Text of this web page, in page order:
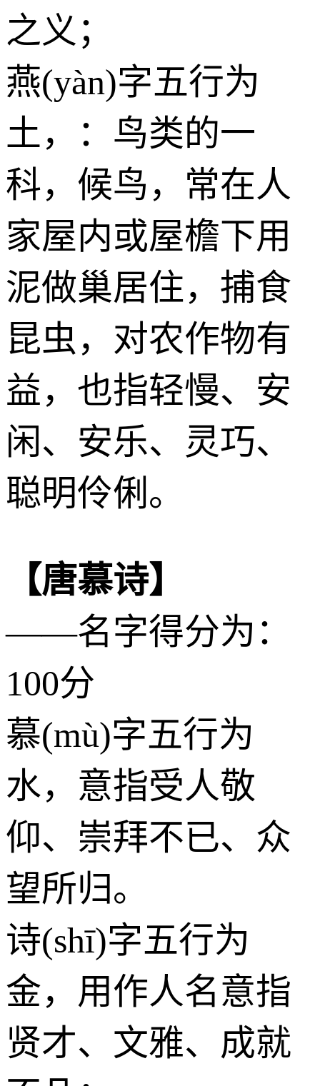
之义；
燕(yàn)字五行为
土，：鸟类的一
科，候鸟，常在人
家屋内或屋檐下用
泥做巢居住，捕食
昆虫，对农作物有
益，也指轻慢、安
闲、安乐、灵巧、
聪明伶俐。
【唐慕诗】
——名字得分为：
100分
慕(mù)字五行为
水，意指受人敬
仰、崇拜不已、众
望所归。
诗(shī)字五行为
金，用作人名意指
贤才、文雅、成就